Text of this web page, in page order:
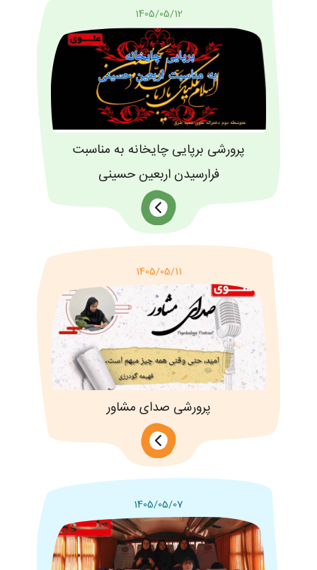
1405/05/12
پرورشی برپایی چایخانه به مناسبت
فرارسیدن اربعین حسینی
1405/05/11
پرورشی صدای مشاور
1405/05/07